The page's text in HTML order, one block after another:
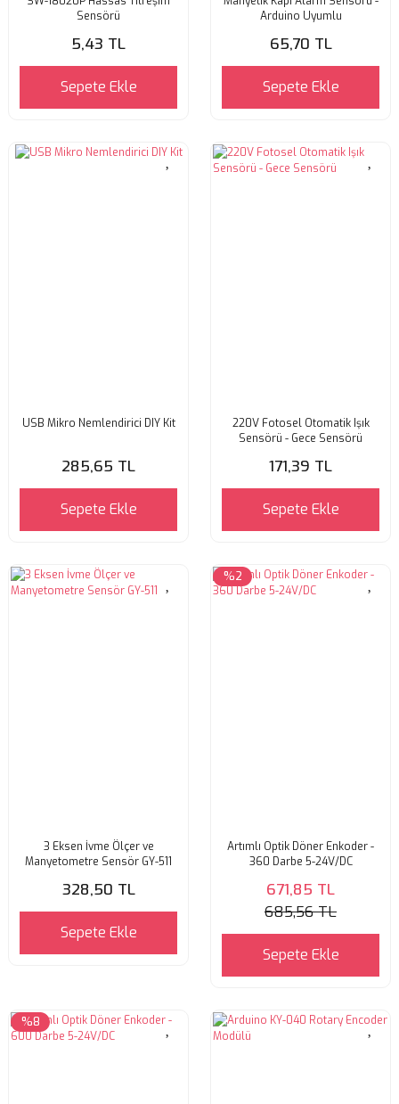
Sensörü
5,43 TL
Sepete Ekle
Arduino Uyumlu
65,70 TL
Sepete Ekle
USB Mikro Nemlendirici DIY Kit
285,65 TL
Sepete Ekle
220V Fotosel Otomatik Işık
Sensörü - Gece Sensörü
171,39 TL
Sepete Ekle
3 Eksen İvme Ölçer ve
Manyetometre Sensör GY-511
328,50 TL
Sepete Ekle
%2
Artımlı Optik Döner Enkoder -
360 Darbe 5-24V/DC
671,85 TL
685,56 TL
Sepete Ekle
%8